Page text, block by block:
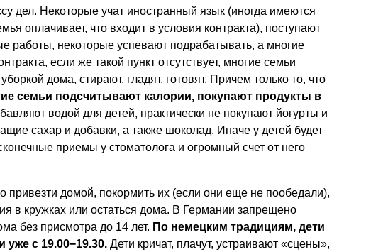
дел. Некоторые учат иностранный язык (иногда имеются
оплачивает, что входит в условия контракта), поступают
работы, некоторые успевают подрабатывать, а многие
если же такой пункт отсутствует, многие семьи
дома, стирают, гладят, готовят. Причем только то, что
семьи подсчитывают калории, покупают продукты в
водой для детей, практически не покупают йогурты и
сахар и добавки, а также шоколад. Иначе у детей будет
приемы у стоматолога и огромный счет от него
привезти домой, покормить их (если они еще не пообедали),
в кружках или остаться дома. В Германии запрещено
без присмотра до 14 лет. По немецким традициям, дети
с 19.00−19.30. Дети кричат, плачут, устраивают «сцены»,